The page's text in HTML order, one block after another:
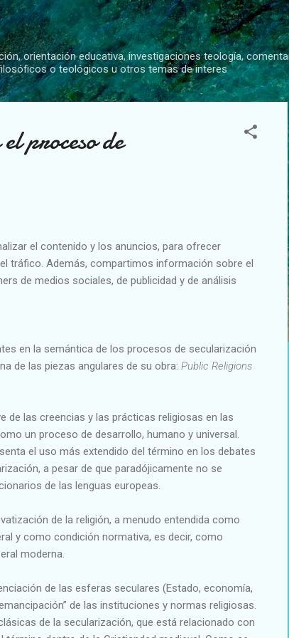
Ir al contenido principal
orientación educativa, investigaciones teología,
o teológicos u otros temas de interes
proceso de
el contenido y los anuncios, para ofrecer
tráfico. Además, compartimos información sobre el
de medios sociales, de publicidad y de análisis
en la semántica de los procesos de secularización
de las piezas angulares de su obra: Public Religions
de las creencias y las prácticas religiosas en las
un proceso de desarrollo, humano y universal.
el uso más extendido del término en los debates
a pesar de que paradójicamente no se
de las lenguas europeas.
de la religión, a menudo entendida como
y como condición normativa, es decir, como
moderna.
de las esferas seculares (Estado, economía,
de las instituciones y normas religiosas.
de la secularización, que está relacionado con